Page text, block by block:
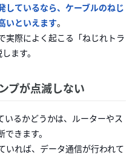
しているなら、ケーブルのねじ
いといえます。
実際によく起こる「ねじれトラ
ます。
プが点滅しない
るかどうかは、ルーターやス
きます。
いれば、データ通信が行われて